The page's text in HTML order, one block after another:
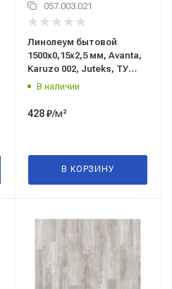
057.003.021
Линолеум бытовой
1500x0,15x2,5 мм, Avanta,
Karuzo 002, Juteks, ТУ
5771-010-97450201-2019
В наличии
428₽/м²
В КОРЗИНУ